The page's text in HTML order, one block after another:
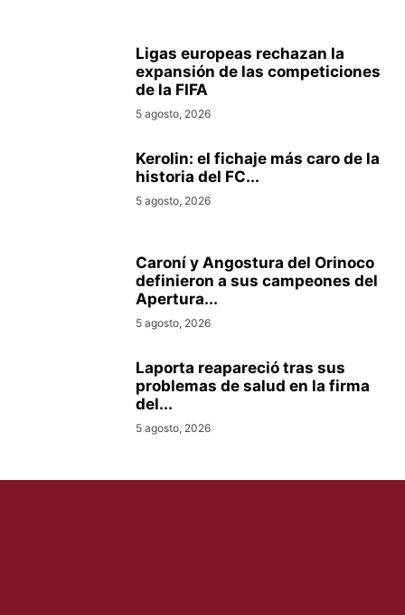
Ligas europeas rechazan la
expansión de las competiciones
de la FIFA
5 agosto, 2026
Kerolin: el fichaje más caro de la
historia del FC...
5 agosto, 2026
Caroní y Angostura del Orinoco
definieron a sus campeones del
Apertura...
5 agosto, 2026
Laporta reapareció tras sus
problemas de salud en la firma
del...
5 agosto, 2026